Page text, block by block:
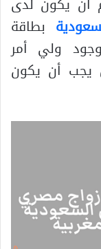
بطاقة
ولي أمر
يجب أن يكون